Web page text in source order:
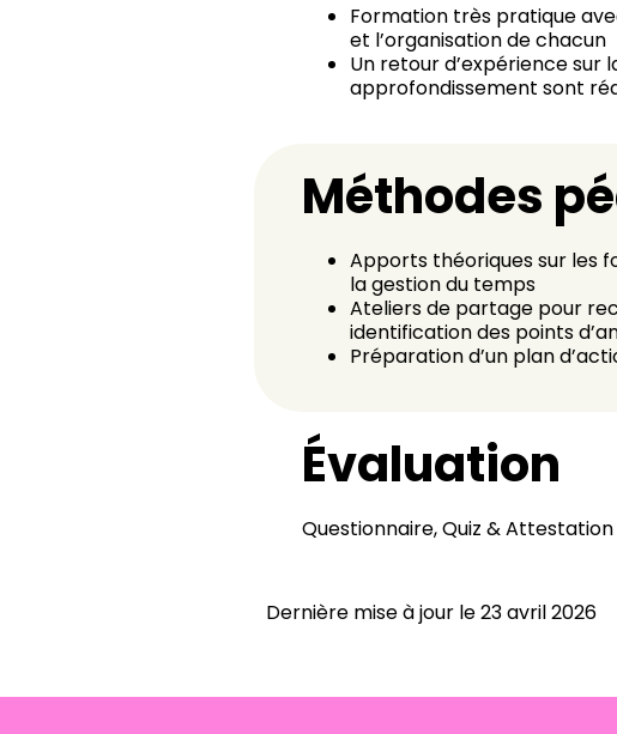
Formation très pratique
et l’organisation de chacun
Un retour d’expérience sur
approfondissement sont
Méthodes
Apports théoriques sur les
la gestion du temps
Ateliers de partage pour
identification des points
Préparation d’un plan
Évaluation
Questionnaire, Quiz &
Dernière mise à jour le23 avril 2026